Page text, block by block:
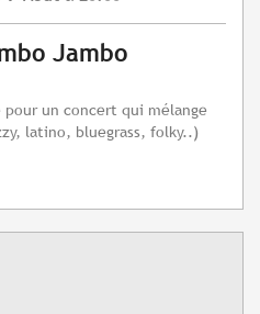
Jambo
pour un concert qui mélange
latino, bluegrass, folky..)